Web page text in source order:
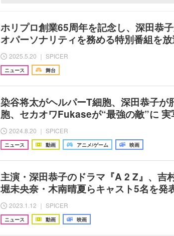
ホリプロ創業65周年を記念し、深田恭
オパーソナリティを務める特別番組
2025.5.20 ｜ SPICER
ニュース 舞台
染谷将太がヘルパーT細胞、深田恭子が
胞、セカオワFukaseが“最強の敵”に
2024.8.20 ｜ SPICER
ニュース 動画 アニメ/ゲーム 映画
主演・深田恭子のドラマ『A 2 Z』、吉
堀未央奈・木南晴夏らキャスト5名を
2023.1.12 ｜ SPICER
ニュース 動画 映画